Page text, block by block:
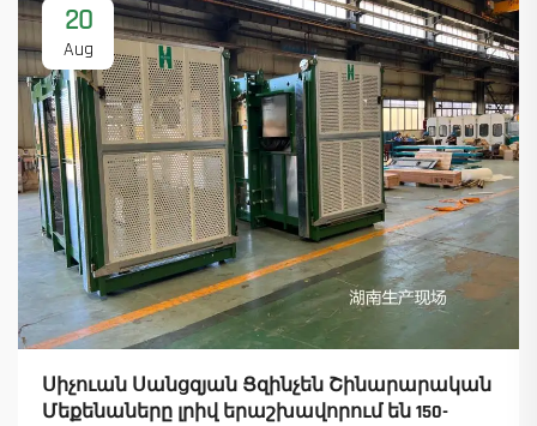
20
Aug
Սիչուան Սանցզյան Ցզինչեն Շինարարական
Մեքենաները լրիվ երաշխավորում են 150-